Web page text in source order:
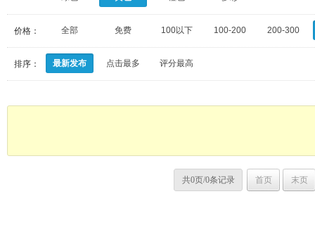
价格： 全部 免费 100以下 100-200 200-300
排序： 最新发布 点击最多 评分最高
共0页/0条记录 首页 末页